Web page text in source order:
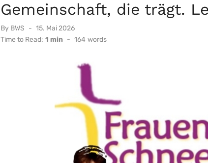
Gemeinschaft, die trägt.
By BWS
Posted
on
15. Mai 2026
Time to Read: 1 min - 164 words